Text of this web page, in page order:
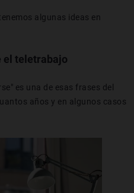
algunas ideas en
el teletrabajo
es una de esas frases del
años y en algunos casos